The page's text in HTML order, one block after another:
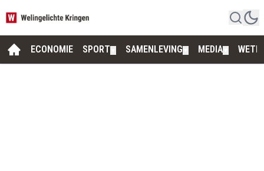
ECONOMIE SPORT SAMENLEVING MEDIA